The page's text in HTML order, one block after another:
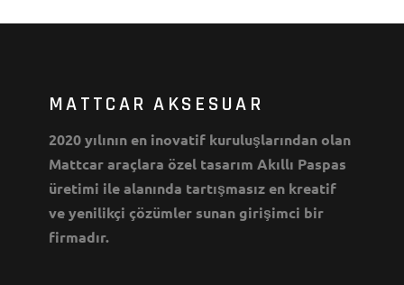
MATTCAR AKSESUAR
2020 yılının en inovatif kuruluşlarından olan
Mattcar araçlara özel tasarım Akıllı Paspas
üretimi ile alanında tartışmasız en kreatif
ve yenilikçi çözümler sunan girişimci bir
firmadır.